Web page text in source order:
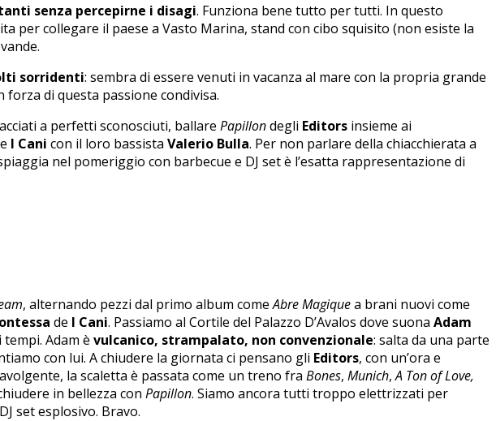
senza percepirne i disagi. Funziona bene tutto per tutti. In questo
per collegare il paese a Vasto Marina, stand con cibo squisito (non esiste la
sorridenti: sembra di essere venuti in vacanza al mare con la propria grande
forza di questa passione condivisa.
a perfetti sconosciuti, ballare Papillondegli Editors insieme ai
I Cani con il loro bassista Valerio Bulla. Per non parlare della chiacchierata a
nel pomeriggio con barbecue e DJ set è l’esatta rappresentazione di
, alternando pezzi dal primo album comeAbre Magiquea brani nuovi come
de I Cani. Passiamo al Cortile del Palazzo D’Avalos dove suona Adam
Adam è vulcanico, strampalato, non convenzionale: salta da una parte
con lui. A chiudere la giornata ci pensano gli Editors, con un’ora e
la scaletta è passata come un treno fra Bones, Munich,A Ton of Love,
in bellezza con Papillon. Siamo ancora tutti troppo elettrizzati per
set esplosivo. Bravo.